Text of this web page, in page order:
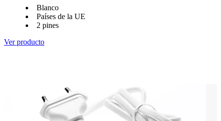
Blanco
Países de la UE
2 pines
Ver producto